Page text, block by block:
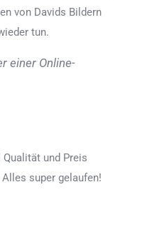
von Davids Bildern
tun.
einer Online-
und Preis
super gelaufen!